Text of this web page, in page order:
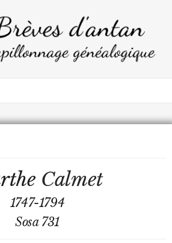
Calmet
1747-1794
Sosa 731